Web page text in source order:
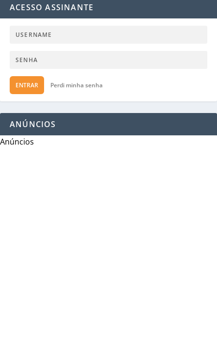
ACESSO ASSINANTE
ENTRAR Perdi minha senha
ANÚNCIOS
Anúncios